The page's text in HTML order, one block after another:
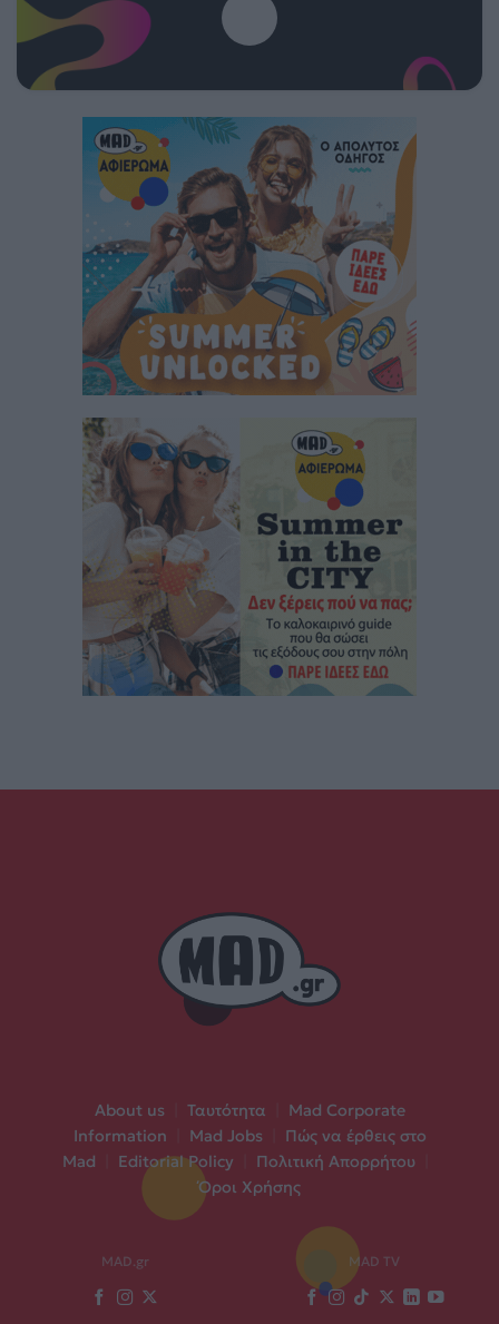
About us Ταυτότητα
Mad Corporate
Information
Mad Jobs
Πώς να έρθεις στο
Mad
Editorial Policy Πολιτική Απορρήτου
Όροι Χρήσης
MAD.gr MAD TV